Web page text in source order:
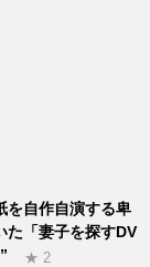
を自作自演する卑
た「妻子を探すDV
★ 2